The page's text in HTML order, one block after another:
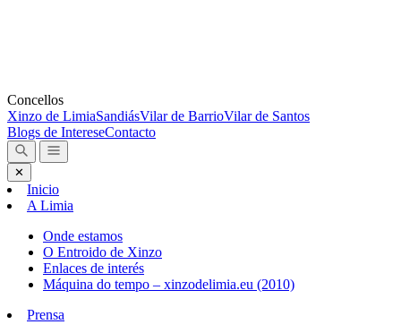
Concellos
Xinzo de LimiaSandiásVilar de BarrioVilar de Santos
Blogs de IntereseContacto
✕
Inicio
A Limia
Onde estamos
O Entroido de Xinzo
Enlaces de interés
Máquina do tempo – xinzodelimia.eu (2010)
Prensa